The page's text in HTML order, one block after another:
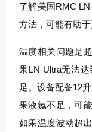
了解美国RMC
方法，可能有助于
温度相关问题是
果LN-Ultra无法
足。设备配备12
果液氮不足，可
如果温度波动超